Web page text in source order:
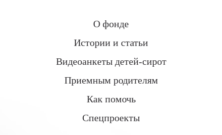
О фонде
Истории и статьи
Видеоанкеты детей-сирот
Приемным родителям
Как помочь
Спецпроекты